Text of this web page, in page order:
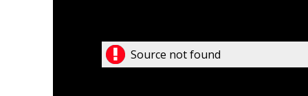
Source not found